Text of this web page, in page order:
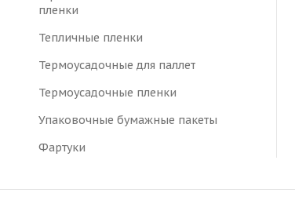
пленки
Тепличные пленки
Термоусадочные для паллет
Термоусадочные пленки
Упаковочные бумажные пакеты
Фартуки